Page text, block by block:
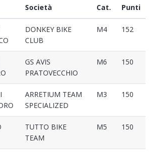
Società Cat. Punti
DONKEY BIKE
CLUB
M4 152
GS AVIS
PRATOVECCHIO
M6 150
ARRETIUM TEAM
SPECIALIZED
M3 150
TUTTO BIKE
TEAM
M5 150